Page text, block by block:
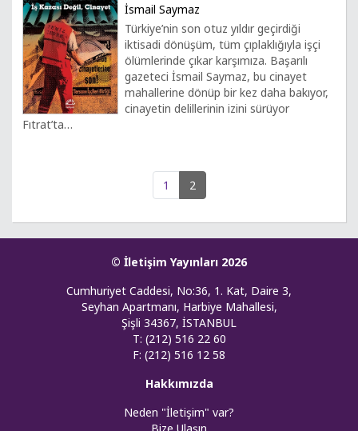
İsmail Saymaz
Türkiye’nin son otuz yıldır geçirdiği
iktisadi dönüşüm, tüm çıplaklığıyla işçi
ölümlerinde çıkar karşımıza. Başarılı
gazeteci İsmail Saymaz, bu cinayet
mahallerine dönüp bir kez daha bakıyor,
cinayetin delillerinin izini sürüyor
Fıtrat’ta…
1 2
© İletişim Yayınları 2026
Cumhuriyet Caddesi, No:36, 1. Kat, Daire 3,
Seyhan Apartmanı, Harbiye Mahallesi,
Şişli 34367, İSTANBUL
T: (212) 516 22 60
F: (212) 516 12 58
Hakkımızda
Neden "İletişim" var?
Bize Ulaşın